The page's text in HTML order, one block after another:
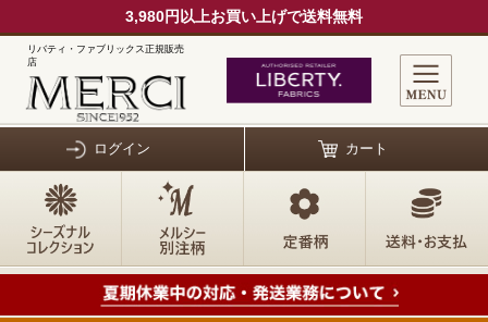
3,980円以上お買い上げで送料無料
リバティ・ファブリックス正規販売
店
ログイン カート